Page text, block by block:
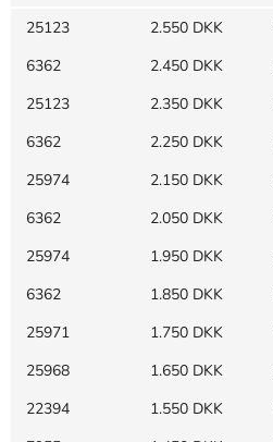
25123 2.550 DKK
6362
2.450 DKK
25123
2.350 DKK
6362
2.250 DKK
25974
2.150 DKK
6362
2.050 DKK
25974
1.950 DKK
6362
1.850 DKK
25971
1.750 DKK
25968
1.650 DKK
22394
1.550 DKK